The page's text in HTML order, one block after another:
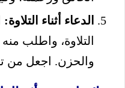
الدعاء أثناء التلاوة:
التلاوة، واطلب
والحزن. اجعل من